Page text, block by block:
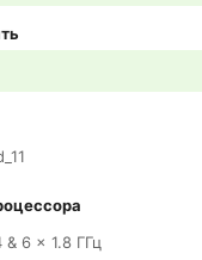
6 x 1.8 ГГц